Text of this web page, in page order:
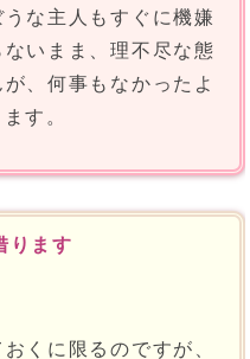
な主人もすぐに機嫌
いまま、理不尽な態
、何事もなかったよ
す。
ります
くに限るのですが、